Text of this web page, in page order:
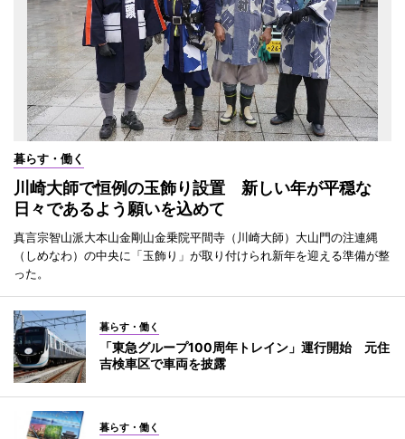
暮らす・働く
川崎大師で恒例の玉飾り設置 新しい年が平穏な
日々であるよう願いを込めて
真言宗智山派大本山金剛山金乗院平間寺（川崎大師）大山門の注連縄
（しめなわ）の中央に「玉飾り」が取り付けられ新年を迎える準備が整
った。
暮らす・働く
「東急グループ100周年トレイン」運行開始 元住
吉検車区で車両を披露
暮らす・働く